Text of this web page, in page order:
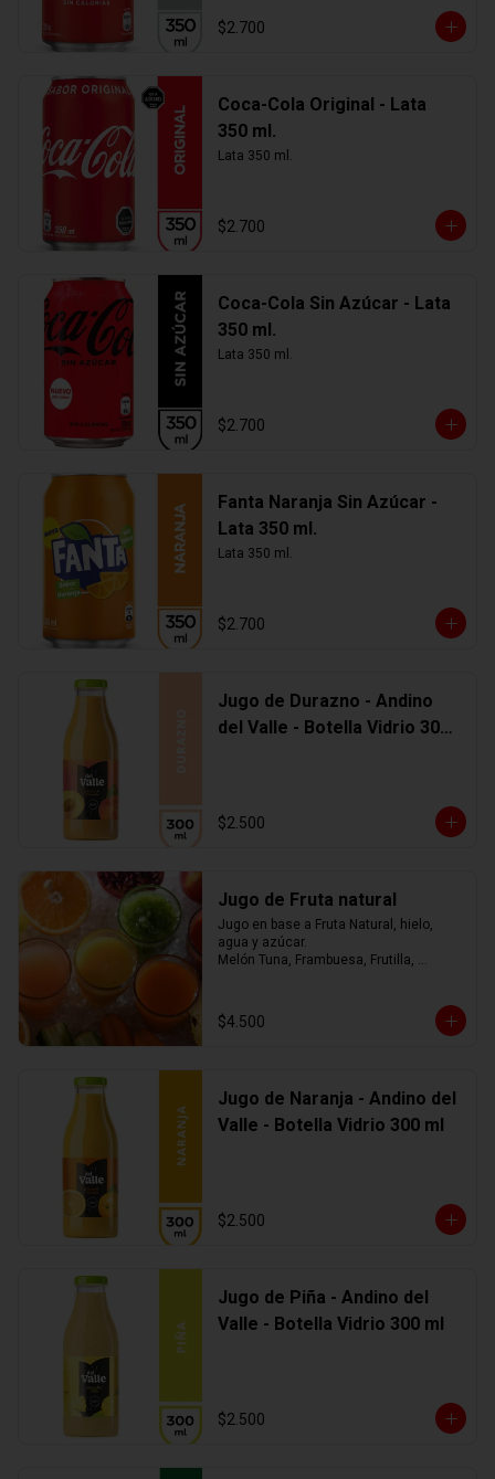
$2.700
Coca-Cola Original - Lata
350 ml.
Lata 350 ml.
$2.700
Coca-Cola Sin Azúcar - Lata
350 ml.
Lata 350 ml.
$2.700
Fanta Naranja Sin Azúcar -
Lata 350 ml.
Lata 350 ml.
$2.700
Jugo de Durazno - Andino
del Valle - Botella Vidrio 300
$2.500
Jugo de Fruta natural
Jugo en base a Fruta Natural, hielo,
agua y azúcar.
Melón Tuna, Frambuesa, Frutilla,
eliges
$4.500
Jugo de Naranja - Andino del
Valle - Botella Vidrio 300 ml
$2.500
Jugo de Piña - Andino del
Valle - Botella Vidrio 300 ml
$2.500